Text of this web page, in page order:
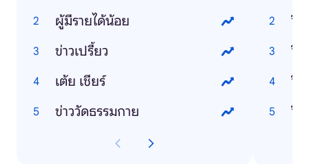
ผู้มีรายได้น้อย
ข่าวเปรี้ยว
เต้ย เชียร์
ข่าววัดธรรมกาย
วิธี
วิธี
วิ
วิ